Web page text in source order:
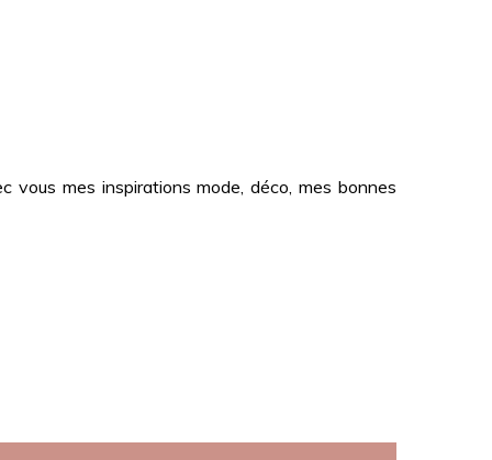
vous mes inspirations mode, déco, mes bonnes